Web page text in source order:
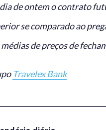
de ontem o contrato
se comparado ao
médias de preços de
Travelex Bank